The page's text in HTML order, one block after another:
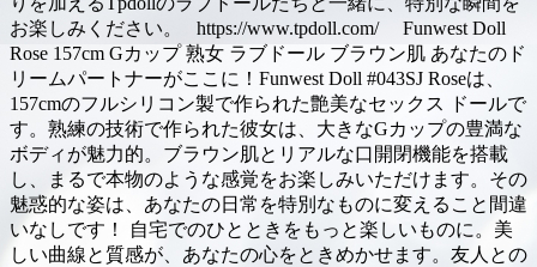
お楽しみください。 https://www.tpdoll.com/ Funwest Doll
Rose 157cm Gカップ 熟女 ラブドール ブラウン肌 あなたのド
リームパートナーがここに！Funwest Doll #043SJ Roseは、
157cmのフルシリコン製で作られた艶美なセックス ドールで
す。熟練の技術で作られた彼女は、大きなGカップの豊満な
ボディが魅力的。ブラウン肌とリアルな口開閉機能を搭載
し、まるで本物のような感覚をお楽しみいただけます。その
魅惑的な姿は、あなたの日常を特別なものに変えること間違
いなしです！ 自宅でのひとときをもっと楽しいものに。美
しい曲線と質感が、あなたの心をときめかせます。友人との